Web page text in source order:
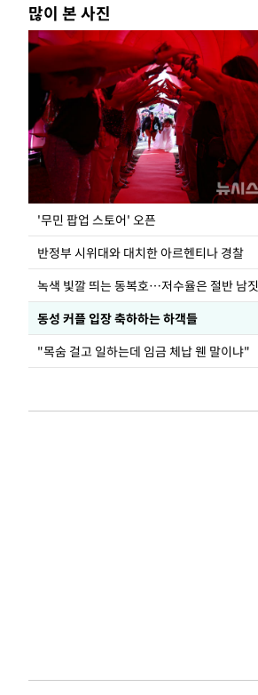
많이 본 사진
'무민 팝업 스토어' 오픈
반정부 시위대와 대치한 아르헨티나 경찰
녹색 빛깔 띄는 동복호…저수율은 절반 남짓
동성 커플 입장 축하하는 하객들
"목숨 걸고 일하는데 임금 체납 웬 말이냐"